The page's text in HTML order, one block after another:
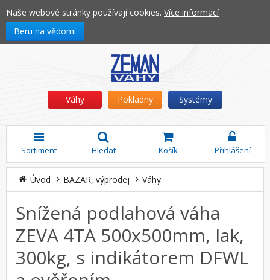
Naše webové stránky používají cookies. Více informací
Beru na vědomí
Váhy Pokladny Systémy
Sortiment Hledat Košík Přihlášení
Úvod BAZAR, výprodej Váhy
Snížená podlahová váha
ZEVA 4TA 500x500mm, lak,
300kg, s indikátorem DFWL